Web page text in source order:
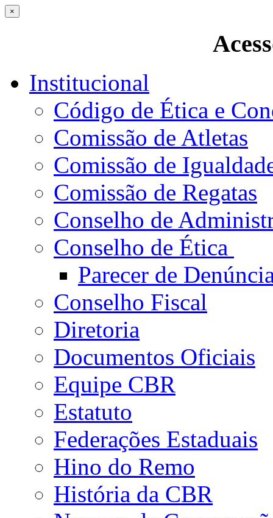
×
Institucional
Código de Ética e
Comissão de Atletas
Comissão de
Comissão de Regatas
Conselho de
Conselho de Ética
Parecer de
Conselho Fiscal
Diretoria
Documentos Oficiais
Equipe CBR
Estatuto
Federações Estaduais
Hino do Remo
História da CBR